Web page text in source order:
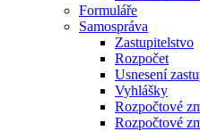
Formuláře
Samospráva
Zastupitelstvo
Rozpočet
Usnesení
Vyhlášky
Rozpočtové
Rozpočtové